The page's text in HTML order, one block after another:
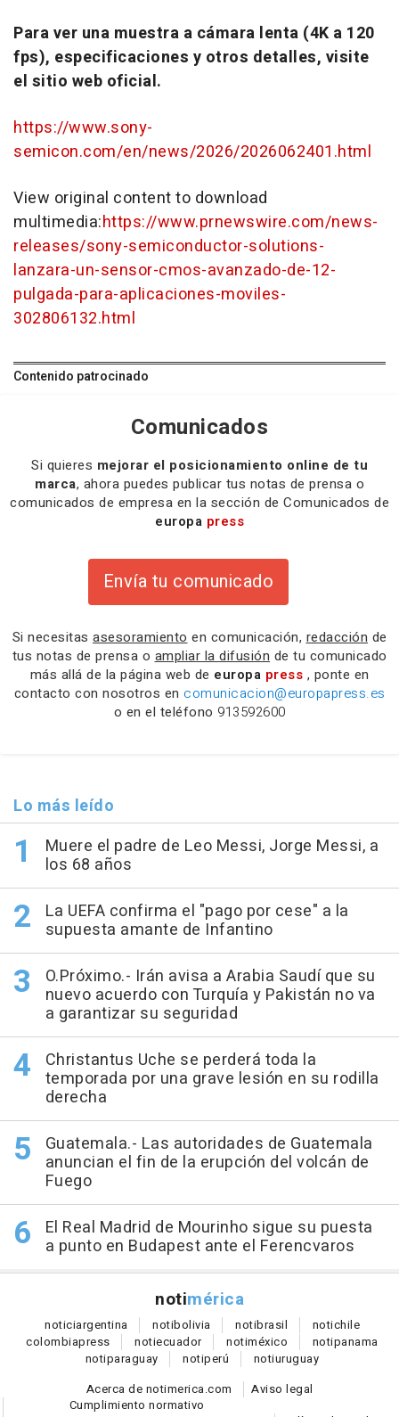
Para ver una muestra a cámara lenta (4K a 120
fps), especificaciones y otros detalles, visite
el sitio web oficial.
https://www.sony-
semicon.com/en/news/2026/2026062401.html
View original content to download
multimedia:https://www.prnewswire.com/news-
releases/sony-semiconductor-solutions-
lanzara-un-sensor-cmos-avanzado-de-12-
pulgada-para-aplicaciones-moviles-
302806132.html
Contenido patrocinado
Comunicados
Si quieres mejorar el posicionamiento online de tu
marca, ahora puedes publicar tus notas de prensa o
comunicados de empresa en la sección de Comunicados de
europa press
Envía tu comunicado
Si necesitas asesoramiento en comunicación, redacción de
tus notas de prensa o ampliar la difusión de tu comunicado
más allá de la página web de europa press , ponte en
contacto con nosotros en comunicacion@europapress.es
o en el teléfono 913592600
Lo más leído
Muere el padre de Leo Messi, Jorge Messi, a
los 68 años
La UEFA confirma el "pago por cese" a la
supuesta amante de Infantino
O.Próximo.- Irán avisa a Arabia Saudí que su
nuevo acuerdo con Turquía y Pakistán no va
a garantizar su seguridad
Christantus Uche se perderá toda la
temporada por una grave lesión en su rodilla
derecha
Guatemala.- Las autoridades de Guatemala
anuncian el fin de la erupción del volcán de
Fuego
El Real Madrid de Mourinho sigue su puesta
a punto en Budapest ante el Ferencvaros
notimérica
noticiargentina notibolivia notibrasil notichile
colombiapress notiecuador notiméxico notipanama
notiparaguay notiperú notiuruguay
Acerca de notimerica.com
Aviso legal
Cumplimiento normativo